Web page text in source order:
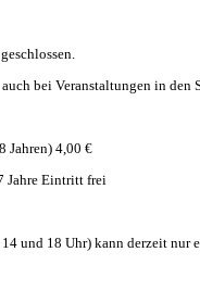
bei Veranstaltungen in den
Jahren) 4,00 €
Jahre Eintritt frei
und 18 Uhr) kann derzeit